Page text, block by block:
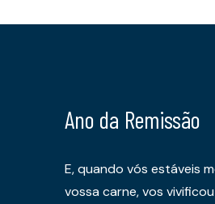
Ano da Remissão
E, quando vós estáveis
vossa carne, vos